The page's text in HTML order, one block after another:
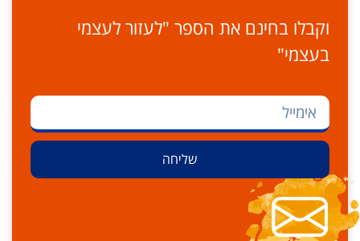
וקבלו בחינם את הספר "לעזור לעצמי
בעצמי"
שליחה